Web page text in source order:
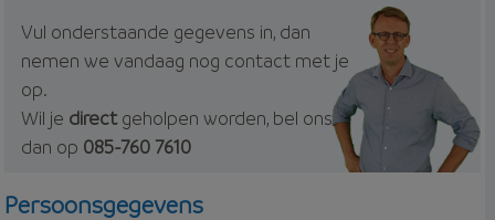
Vul onderstaande gegevens in, dan
nemen we vandaag nog contact met je
op.
Wil je directgeholpen worden, bel ons
dan op 085-760 7610
Persoonsgegevens